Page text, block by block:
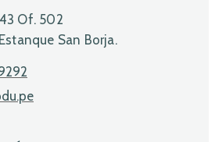
Of. 502
San Borja.